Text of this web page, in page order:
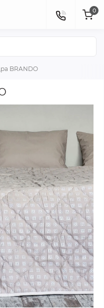
0
BRANDO